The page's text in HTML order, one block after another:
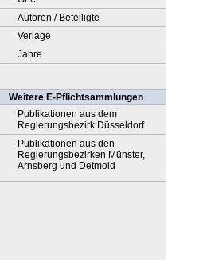
Autoren / Beteiligte
Verlage
Jahre
Weitere E-Pflichtsammlungen
Publikationen aus dem
Regierungsbezirk Düsseldorf
Publikationen aus den
Regierungsbezirken Münster,
Arnsberg und Detmold